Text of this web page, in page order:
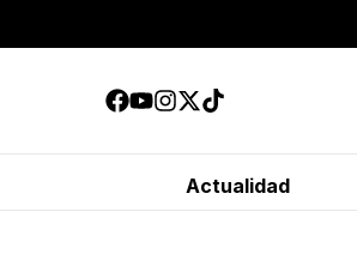
Actualidad